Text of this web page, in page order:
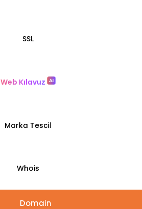
SSL
Web Kılavuz
Marka Tescil
Whois
Domain